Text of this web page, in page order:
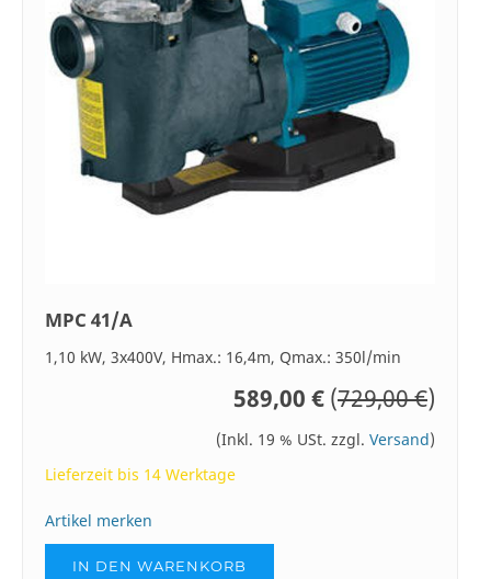
MPC 41/A
1,10 kW, 3x400V, Hmax.: 16,4m, Qmax.: 350l/min
589,00 € (729,00 €)
(Inkl. 19 % USt. zzgl. Versand)
Lieferzeit bis 14 Werktage
Artikel merken
IN DEN WARENKORB